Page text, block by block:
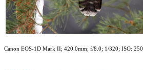
Canon EOS-1D Mark II; 420.0mm; f/8.0; 1/320; ISO: 250